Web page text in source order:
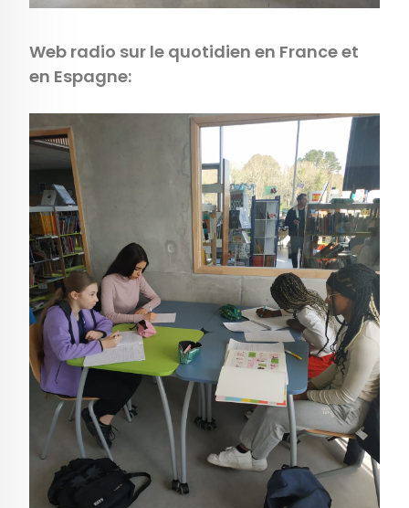
Web radio sur le quotidien en France et
en Espagne: